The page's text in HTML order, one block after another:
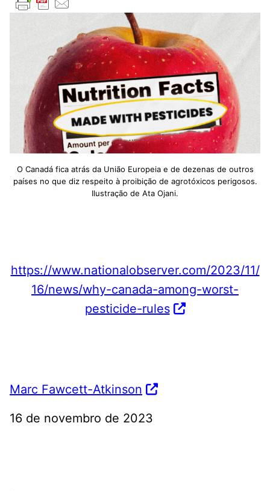
O Canadá fica atrás da União Europeia e de dezenas de outros
países no que diz respeito à proibição de agrotóxicos perigosos.
Ilustração de Ata Ojani.
https://www.nationalobserver.com/2023/11/
16/news/why-canada-among-worst-
pesticide-rules
Marc Fawcett-Atkinson
16 de novembro de 2023